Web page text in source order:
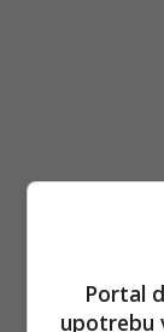
Portal
upotrebu